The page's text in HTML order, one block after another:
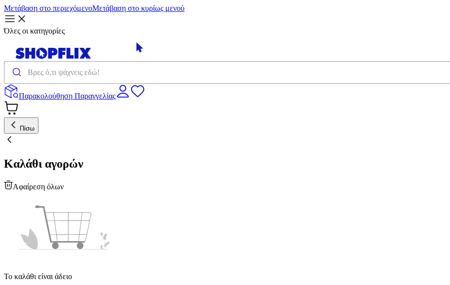
Μετάβαση στο περιεχόμενοΜετάβαση στο κυρίως μενού
Όλες οι κατηγορίες
Παρακολούθηση Παραγγελίας
Πίσω
Καλάθι αγορών
Αφαίρεση όλων
Το καλάθι είναι άδειο